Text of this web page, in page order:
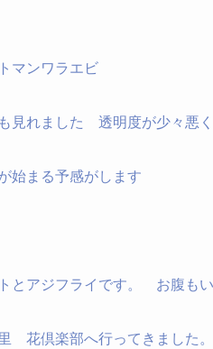
マンワラエビ
見れました 透明度が少々悪
始まる予感がします
とアジフライです。 お腹も
花倶楽部へ行ってきました。